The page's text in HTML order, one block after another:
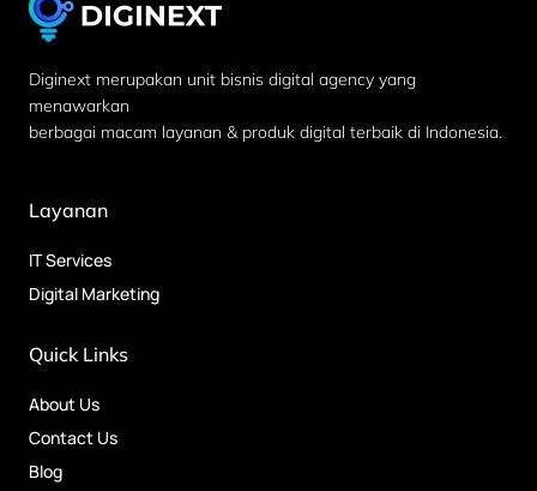
Diginext merupakan unit bisnis digital agency yang
menawarkan
berbagai macam layanan & produk digital terbaik di Indonesia.
Layanan
IT Services
Digital Marketing
Quick Links
About Us
Contact Us
Blog